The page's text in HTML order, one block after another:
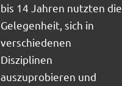
bis 14 Jahren nutzten die
Gelegenheit, sich in
verschiedenen
Disziplinen
auszuprobieren und